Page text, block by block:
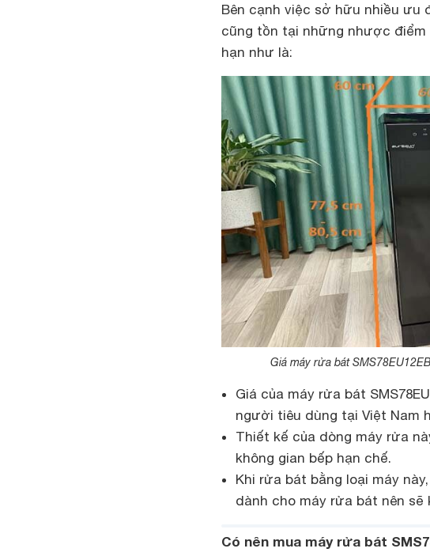
Bên cạnh việc sở hữu nhiều ưu
cũng tồn tại những nhược điểm
hạn như là:
Giá máy rửa bát
Giá của máy rửa bát
người tiêu dùng tại Việt Nam
Thiết kế của dòng máy rửa
không gian bếp hạn chế.
Khi rửa bát bằng loại máy
dành cho máy rửa bát nên
Có nên mua máy rửa bát